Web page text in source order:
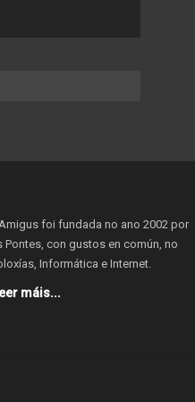
foi fundada no ano 2002 por
con gustos en común, no
Informática e Internet.
máis...